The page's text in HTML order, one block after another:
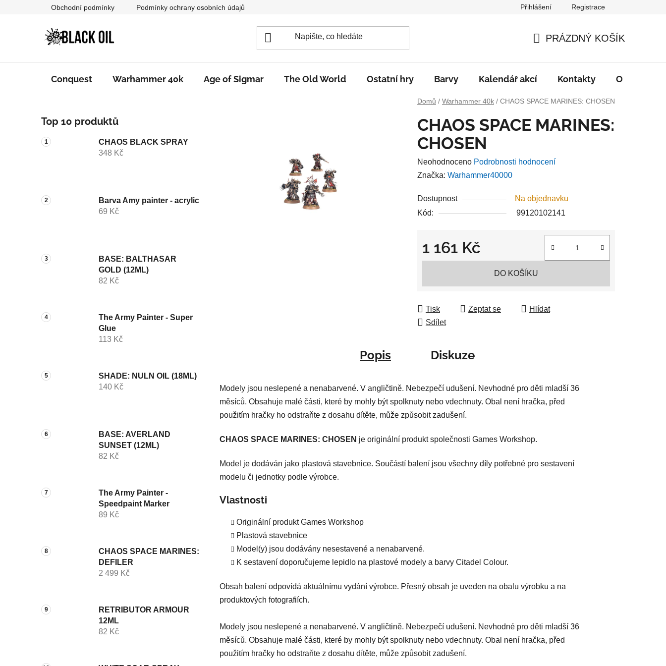
Obchodní podmínky Podmínky ochrany osobních údajů Přihlášení Registrace
KOŠÍK
PRÁZDNÝ KOŠÍK
Conquest Warhammer 40k Age of Sigmar The Old World Ostatní hry Barvy Kalendář akcí Kontakty O nás
Domů / Warhammer 40k / CHAOS SPACE MARINES: CHOSEN
o
s
t
n
n
e
Top 10 produktů
CHAOS BLACK SPRAY
348 Kč
Barva Amy painter - acrylic
69 Kč
BASE: BALTHASAR
GOLD (12ML)
82 Kč
The Army Painter - Super
Glue
113 Kč
SHADE: NULN OIL (18ML)
140 Kč
BASE: AVERLAND
SUNSET (12ML)
82 Kč
The Army Painter -
Speedpaint Marker
89 Kč
CHAOS SPACE MARINES:
DEFILER
2 499 Kč
RETRIBUTOR ARMOUR
12ML
82 Kč
CHAOS SPACE MARINES:
CHOSEN
Průměrné
hodnocení
je
0,0
hvězdiček.
Neohodnoceno Podrobnosti hodnocení
Značka: Warhammer40000
Dostupnost
Na objednavku
Kód:
99120102141
1 161 Kč
Měrná cena:
DO KOŠÍKU
Tisk Zeptat se
Hlídat
Sdílet
Popis Diskuze
Modely jsou neslepené a nenabarvené. V angličtině. Nebezpečí udušení. Nevhodné pro děti mladší 36
měsíců. Obsahuje malé části, které by mohly být spolknuty nebo vdechnuty. Obal není hračka, před
použitím hračky ho odstraňte z dosahu dítěte, může způsobit zadušení.
CHAOS SPACE MARINES: CHOSEN je originální produkt společnosti Games Workshop.
Model je dodáván jako plastová stavebnice. Součástí balení jsou všechny díly potřebné pro sestavení
modelu či jednotky podle výrobce.
Vlastnosti
Originální produkt Games Workshop
Plastová stavebnice
Model(y) jsou dodávány nesestavené a nenabarvené.
K sestavení doporučujeme lepidlo na plastové modely a barvy Citadel Colour.
Obsah balení odpovídá aktuálnímu vydání výrobce. Přesný obsah je uveden na obalu výrobku a na
produktových fotografiích.
Modely jsou neslepené a nenabarvené. V angličtině. Nebezpečí udušení. Nevhodné pro děti mladší 36
měsíců. Obsahuje malé části, které by mohly být spolknuty nebo vdechnuty. Obal není hračka, před
použitím hračky ho odstraňte z dosahu dítěte, může způsobit zadušení.